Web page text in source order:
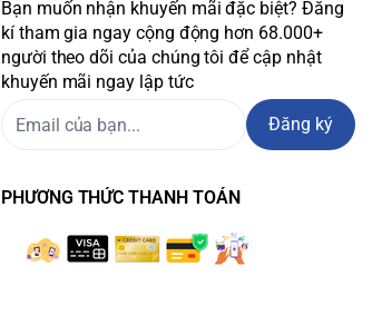
Bạn muốn nhận khuyến mãi đặc biệt? Đăng
kí tham gia ngay cộng động hơn 68.000+
người theo dõi của chúng tôi để cập nhật
khuyến mãi ngay lập tức
Đăng ký
PHƯƠNG THỨC THANH TOÁN